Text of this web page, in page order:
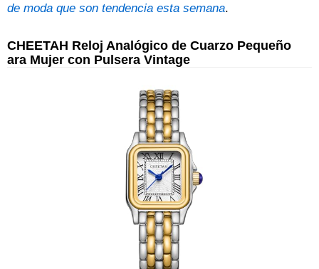
de moda que son tendencia esta semana.
CHEETAH Reloj Analógico de Cuarzo Pequeño
ara Mujer con Pulsera Vintage